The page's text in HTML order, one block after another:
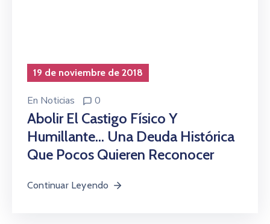
19 de noviembre de 2018
En Noticias 0
Abolir El Castigo Físico Y
Humillante… Una Deuda Histórica
Que Pocos Quieren Reconocer
Continuar Leyendo